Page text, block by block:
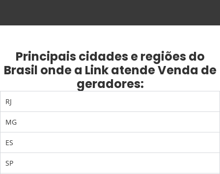
Principais cidades e regiões do
Brasil onde a Link atende Venda de
geradores:
RJ
MG
ES
SP